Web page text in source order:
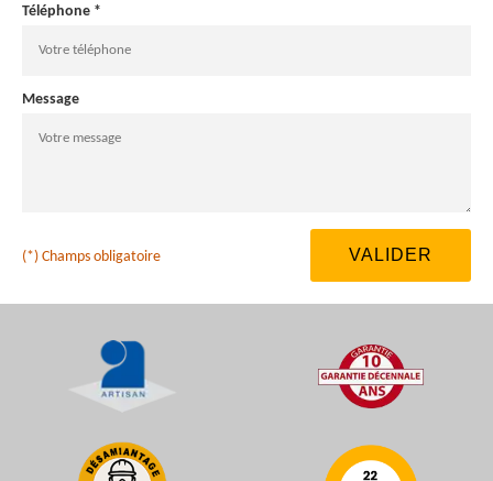
Téléphone *
Message
(*) Champs obligatoire